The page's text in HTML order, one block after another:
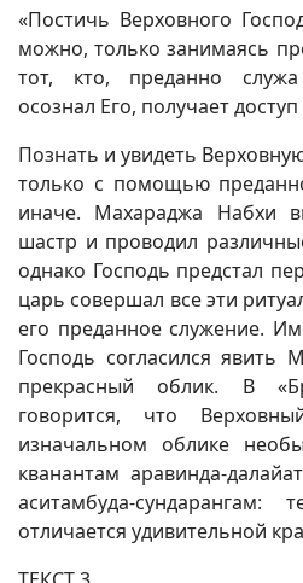
«Постичь Верховного
можно, только занимаясь
тот, кто, преданно
осознал Его, получает
Познать и увидеть
только с помощью
иначе. Махараджа Набхи
шастр и проводил
однако Господь предстал
царь совершал все эти
его преданное служение.
Господь согласился явить
прекрасный облик. В
говорится, что
изначальном облике
кванантам аравинда-
аситамбуда-сундарангам:
отличается удивительной